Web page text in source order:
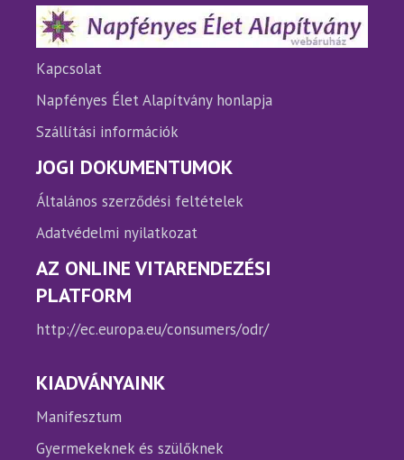
termékoldalon
választhatók
ki
Kapcsolat
Napfényes Élet Alapítvány honlapja
Szállítási információk
JOGI DOKUMENTUMOK
Általános szerződési feltételek
Adatvédelmi nyilatkozat
AZ ONLINE VITARENDEZÉSI
PLATFORM
http://ec.europa.eu/consumers/odr/
KIADVÁNYAINK
Manifesztum
Gyermekeknek és szülőknek